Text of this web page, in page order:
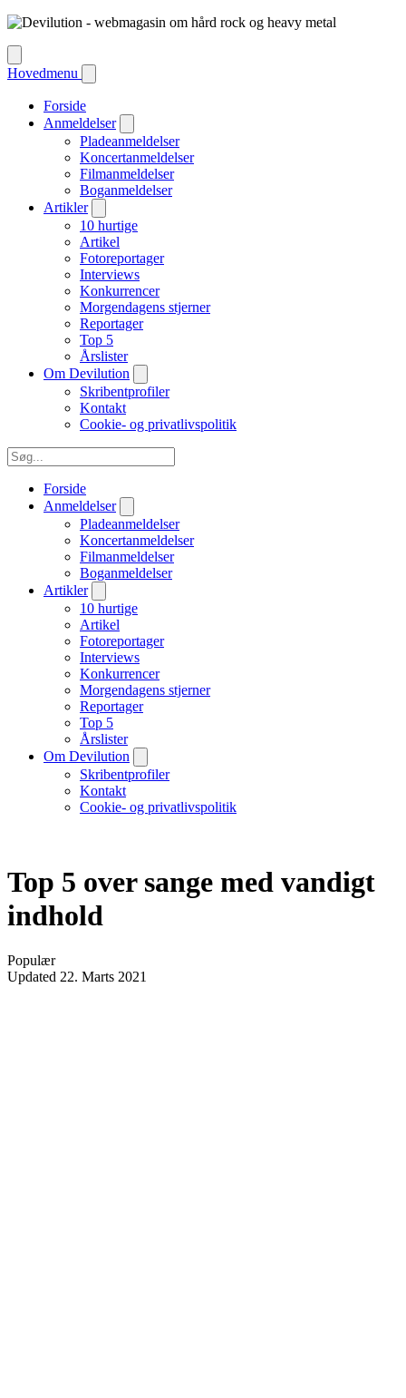
Hovedmenu
Forside
Anmeldelser
Pladeanmeldelser
Koncertanmeldelser
Filmanmeldelser
Boganmeldelser
Artikler
10 hurtige
Artikel
Fotoreportager
Interviews
Konkurrencer
Morgendagens stjerner
Reportager
Top 5
Årslister
Om Devilution
Skribentprofiler
Kontakt
Cookie- og privatlivspolitik
Forside
Anmeldelser
Pladeanmeldelser
Koncertanmeldelser
Filmanmeldelser
Boganmeldelser
Artikler
10 hurtige
Artikel
Fotoreportager
Interviews
Konkurrencer
Morgendagens stjerner
Reportager
Top 5
Årslister
Om Devilution
Skribentprofiler
Kontakt
Cookie- og privatlivspolitik
Top 5 over sange med vandigt
indhold
Populær
Updated 22. Marts 2021